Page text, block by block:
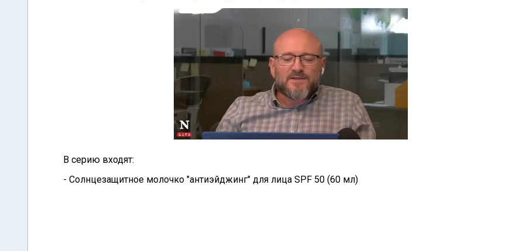
В серию входят:
- Солнцезащитное молочко "антиэйджинг" для лица SPF 50 (60 мл)